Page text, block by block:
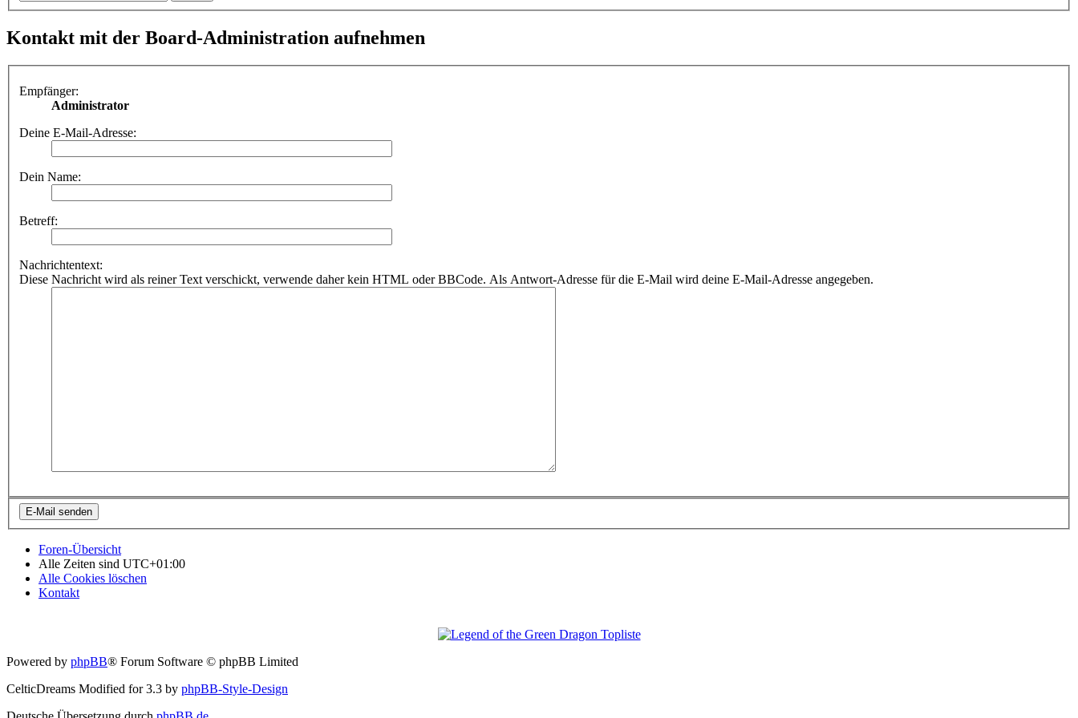
Kontakt mit der Board-Administration aufnehmen
Empfänger:
Administrator
Deine E-Mail-Adresse:
Dein Name:
Betreff:
Nachrichtentext:
Diese Nachricht wird als reiner Text verschickt, verwende daher kein HTML oder BBCode. Als Antwort-Adresse für die E-Mail wird deine E-Mail-Adresse angegeben.
Foren-Übersicht
Alle Zeiten sind UTC+01:00
Alle Cookies löschen
Kontakt
Powered by phpBB® Forum Software © phpBB Limited
CelticDreams Modified for 3.3 by phpBB-Style-Design